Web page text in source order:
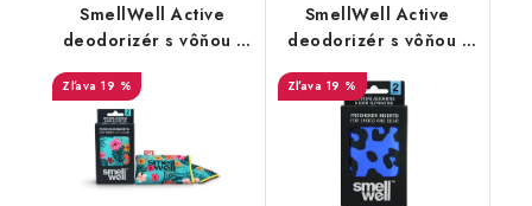
SmellWell Active
deodorizér s vôňou -
19 %
SmellWell Active
deodorizér s vôňou -
19 %